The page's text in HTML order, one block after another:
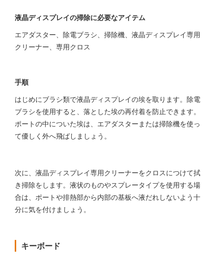
液晶ディスプレイの掃除に必要なアイテム
エアダスター、除電ブラシ、掃除機、液晶ディスプレイ専用
クリーナー、専用クロス
手順
はじめにブラシ類で液晶ディスプレイの埃を取ります。除電
ブラシを使用すると、落とした埃の再付着を防止できます。
ポートの中についた埃は、エアダスターまたは掃除機を使っ
て優しく外へ飛ばしましょう。
次に、液晶ディスプレイ専用クリーナーをクロスにつけて拭
き掃除をします。液状のものやスプレータイプを使用する場
合は、ポートや排熱部から内部の基板へ液だれしないよう十
分に気を付けましょう。
キーボード